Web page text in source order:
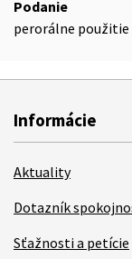
Podanie
perorálne použitie
Informácie
Aktuality
Dotazník
Sťažnosti a petície